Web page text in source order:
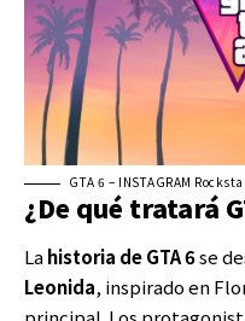
GTA 6 – INSTAGRAM
¿De qué tratará
Lahistoria de GTA 6se
Leonida, inspirado en